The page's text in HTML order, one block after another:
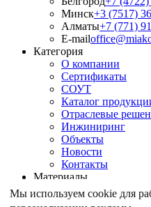
Минск+3 (7517)
Алматы+7 (771)
E-mail
Категория
О компании
Сертификаты
СОУТ
Каталог
Отраслевые
Инжиниринг
Объекты
Новости
Контакты
Материалы
Армирование
Армирование
Мы используем cookie для